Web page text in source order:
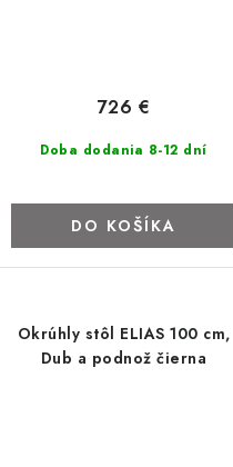
Doba dodania 8-12 dní
726 €
DO KOŠÍKA
Okrúhly stôl ELIAS 100 cm,
Dub a podnož čierna